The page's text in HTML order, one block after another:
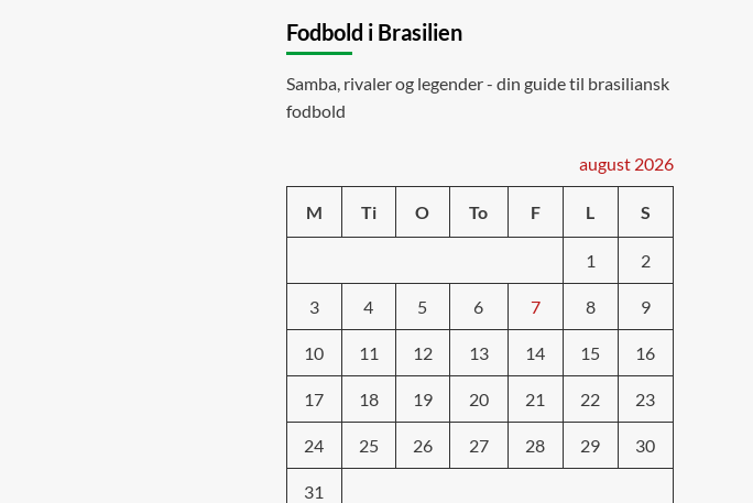
Fodbold i Brasilien
Samba, rivaler og legender - din guide til brasiliansk
fodbold
august 2026
M Ti O To F L S
1 2
3 4 5 6 7 8 9
10 11 12 13 14 15 16
17 18 19 20 21 22 23
24 25 26 27 28 29 30
31